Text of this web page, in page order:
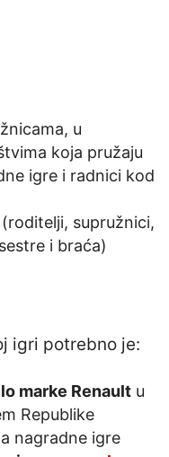
u
koja pružaju
igre i radnici kod
supružnici,
i braća)
igri potrebno je:
marke Renault u
Republike
nagradne igre